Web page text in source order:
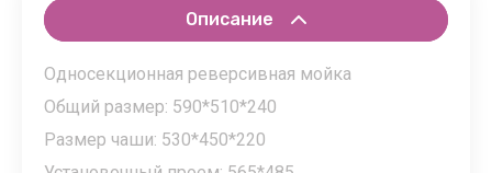
Описание
Односекционная реверсивная мойка
Общий размер: 590*510*240
Размер чаши: 530*450*220